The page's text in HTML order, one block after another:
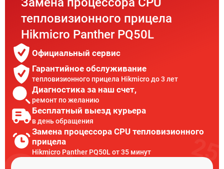
тепловизионного прицела
Hikmicro Panther PQ50L
Официальный сервис
Гарантийное обслуживание
тепловизионного прицела Hikmicro до 3 лет
Диагностика за наш счет,
ремонт по желанию
Бесплатный выезд курьера
в день обращения
Замена процессора CPU тепловизионного
прицела
Hikmicro Panther PQ50L от 35 минут